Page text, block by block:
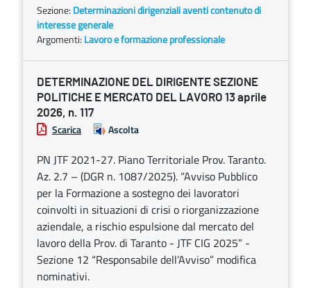
Sezione: Determinazioni dirigenziali aventi contenuto di
interesse generale
Argomenti: Lavoro e formazione professionale
DETERMINAZIONE DEL DIRIGENTE SEZIONE
POLITICHE E MERCATO DEL LAVORO 13 aprile
2026, n. 117
Scarica Ascolta
PN JTF 2021-27. Piano Territoriale Prov. Taranto.
Az. 2.7 – (DGR n. 1087/2025). “Avviso Pubblico
per la Formazione a sostegno dei lavoratori
coinvolti in situazioni di crisi o riorganizzazione
aziendale, a rischio espulsione dal mercato del
lavoro della Prov. di Taranto - JTF CIG 2025” -
Sezione 12 “Responsabile dell’Avviso” modifica
nominativi.